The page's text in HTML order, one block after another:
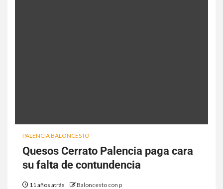
PALENCIA BALONCESTO
Quesos Cerrato Palencia paga cara
su falta de contundencia
11 años atrás Baloncesto con p